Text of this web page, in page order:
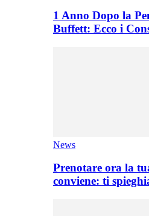
1 Anno Dopo la
Buffett: Ecco i
News
Prenotare ora la
conviene: ti